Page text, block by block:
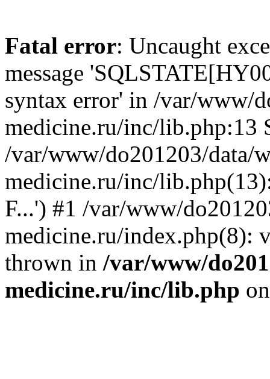
Fatal error: Uncaught
message
syntax error' in /var/www/
medicine.ru/inc/lib.php:13
/var/www/do201203/data/
medicine.ru/inc/
F...') #1 /var/www/
medicine.ru/index.php(8):
thrown in /var/www/
medicine.ru/inc/lib.php